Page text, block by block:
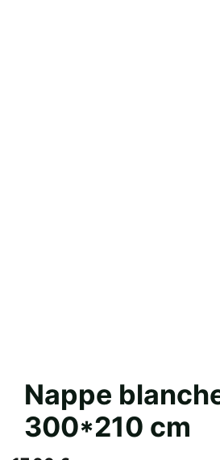
Nappe
300*210 cm